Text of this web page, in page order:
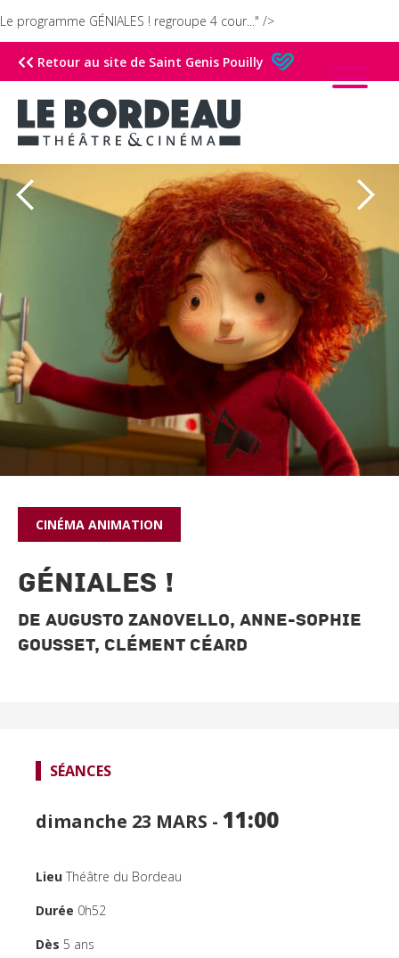
Le programme GÉNIALES ! regroupe 4 cour..." />
Retour au site de Saint Genis Pouilly
SPECTACLES
FOCUS CINÉMA
CINÉMA ANIMATION
GÉNIALES !
de Augusto Zanovello, Anne-Sophie
Gousset, Clément Céard
SÉANCES
dimanche 23 MARS - 11:00
Lieu Théâtre du Bordeau
Durée 0h52
Dès 5 ans